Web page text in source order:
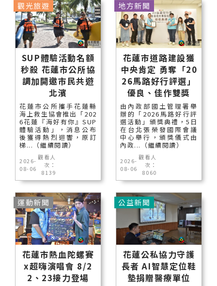
SUP體驗活動名額
秒殺 花蓮市公所協
調加開邀市民共遊
北濱
花蓮市公所攜手花蓮縣
海上救生協會推出「202
6花蓮『海好有你』SUP
體驗活動」，消息公布
後獲得熱烈迴響，原訂
梯...（繼續閱讀）
2026-
08-06
觀看人
次：
8139
觀光旅遊
花蓮市道路建設獲
中央肯定 勇奪「20
26馬路好行評選」
優良、佳作雙獎
由內政部國土管理署舉
辦的「2026馬路好行評
選活動」頒獎典禮，5日
在台北張榮發國際會議
中心舉行，頒獎儀式由
內政...（繼續閱讀）
2026-
08-06
觀看人
次：
8060
地方新聞
花蓮市熱血陀螺賽
x超嗨演唱會 8/2
2、23接力登場
運動新聞
花蓮公私協力守護
長者 AI智慧定位鞋
墊捐贈醫療單位
公益新聞